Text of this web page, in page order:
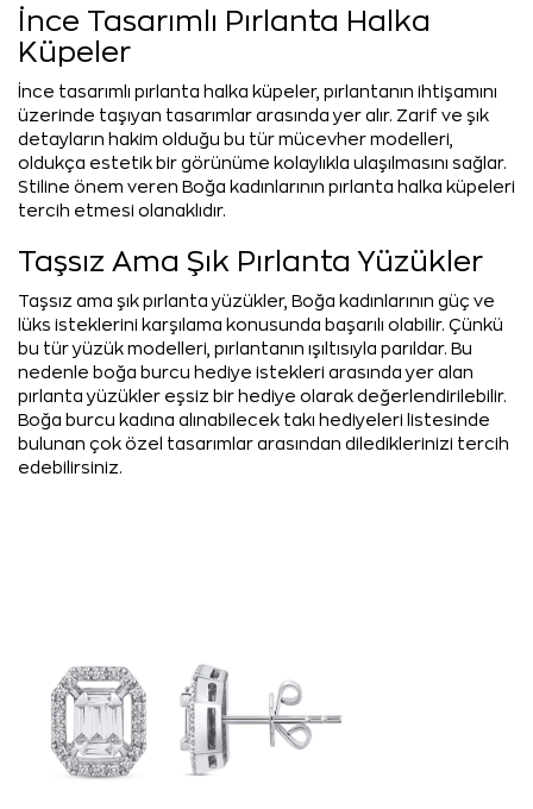
İnce Tasarımlı Pırlanta Halka
Küpeler
İnce tasarımlı pırlanta halka küpeler, pırlantanın ihtişamını
üzerinde taşıyan tasarımlar arasında yer alır. Zarif ve şık
detayların hakim olduğu bu tür mücevher modelleri,
oldukça estetik bir görünüme kolaylıkla ulaşılmasını sağlar.
Stiline önem veren Boğa kadınlarının pırlanta halka küpeleri
tercih etmesi olanaklıdır.
Taşsız Ama Şık Pırlanta Yüzükler
Taşsız ama şık pırlanta yüzükler, Boğa kadınlarının güç ve
lüks isteklerini karşılama konusunda başarılı olabilir. Çünkü
bu tür yüzük modelleri, pırlantanın ışıltısıyla parıldar. Bu
nedenle boğa burcu hediye istekleri arasında yer alan
pırlanta yüzükler eşsiz bir hediye olarak değerlendirilebilir.
Boğa burcu kadına alınabilecek takı hediyeleri listesinde
bulunan çok özel tasarımlar arasından dilediklerinizi tercih
edebilirsiniz.